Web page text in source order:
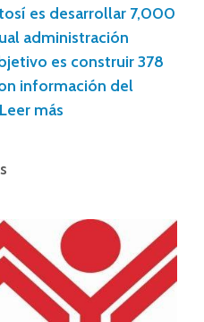
es desarrollar 7,000
administración
es construir 378
información del
Leer más